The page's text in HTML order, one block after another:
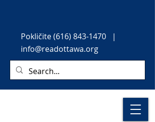
Pokličite(616) 843-1470 |
info@readottawa.org